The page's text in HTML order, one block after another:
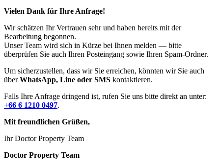
Vielen Dank für Ihre Anfrage!
Wir schätzen Ihr Vertrauen sehr und haben bereits mit der
Bearbeitung begonnen.
Unser Team wird sich in Kürze bei Ihnen melden — bitte
überprüfen Sie auch Ihren Posteingang sowie Ihren Spam-Ordner.
Um sicherzustellen, dass wir Sie erreichen, könnten wir Sie auch
überWhatsApp, Line oder SMS kontaktieren.
Falls Ihre Anfrage dringend ist, rufen Sie uns bitte direkt an unter:
+66 6 1210 0497.
Mit freundlichen Grüßen,
Ihr Doctor Property Team
Doctor Property Team